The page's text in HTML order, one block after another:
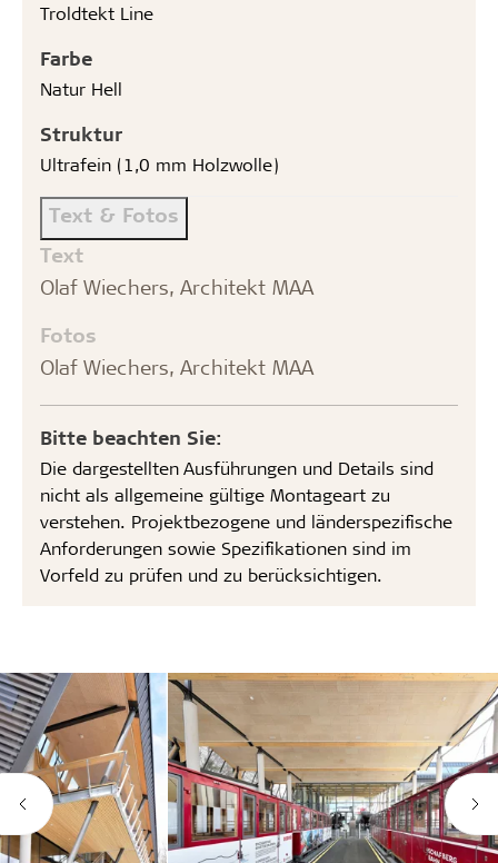
Troldtekt Line
Farbe
Natur Hell
Struktur
Ultrafein (1,0 mm Holzwolle)
Text & Fotos
Text
Olaf Wiechers, Architekt MAA
Fotos
Olaf Wiechers, Architekt MAA
Bitte beachten Sie:
Die dargestellten Ausführungen und Details sind
nicht als allgemeine gültige Montageart zu
verstehen. Projektbezogene und länderspezifische
Anforderungen sowie Spezifikationen sind im
Vorfeld zu prüfen und zu berücksichtigen.